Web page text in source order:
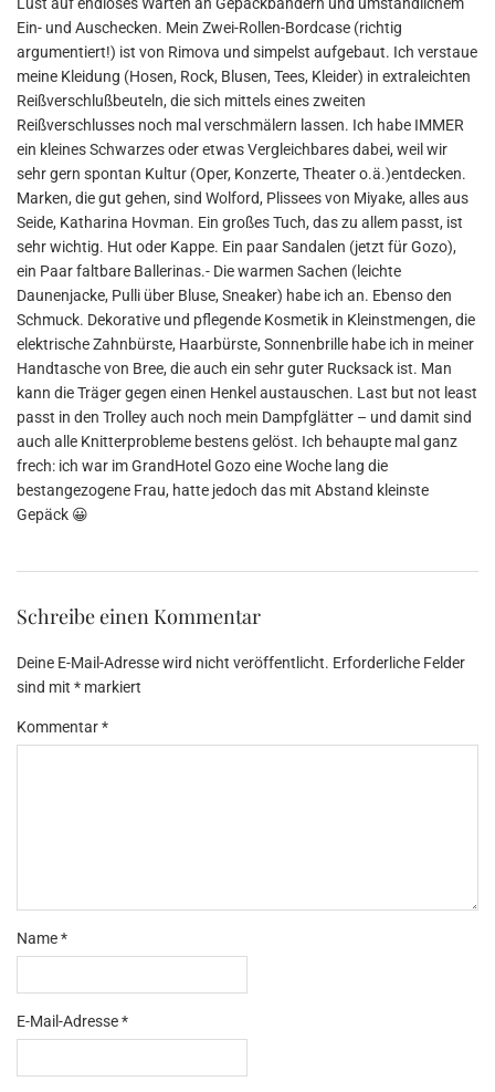
Ein- und Auschecken. Mein Zwei-Rollen-Bordcase (richtig
argumentiert!) ist von Rimova und simpelst aufgebaut. Ich verstaue
meine Kleidung (Hosen, Rock, Blusen, Tees, Kleider) in extraleichten
Reißverschlußbeuteln, die sich mittels eines zweiten
Reißverschlusses noch mal verschmälern lassen. Ich habe IMMER
ein kleines Schwarzes oder etwas Vergleichbares dabei, weil wir
sehr gern spontan Kultur (Oper, Konzerte, Theater o.ä.)entdecken.
Marken, die gut gehen, sind Wolford, Plissees von Miyake, alles aus
Seide, Katharina Hovman. Ein großes Tuch, das zu allem passt, ist
sehr wichtig. Hut oder Kappe. Ein paar Sandalen (jetzt für Gozo),
ein Paar faltbare Ballerinas.- Die warmen Sachen (leichte
Daunenjacke, Pulli über Bluse, Sneaker) habe ich an. Ebenso den
Schmuck. Dekorative und pflegende Kosmetik in Kleinstmengen, die
elektrische Zahnbürste, Haarbürste, Sonnenbrille habe ich in meiner
Handtasche von Bree, die auch ein sehr guter Rucksack ist. Man
kann die Träger gegen einen Henkel austauschen. Last but not least
passt in den Trolley auch noch mein Dampfglätter – und damit sind
auch alle Knitterprobleme bestens gelöst. Ich behaupte mal ganz
frech: ich war im GrandHotel Gozo eine Woche lang die
bestangezogene Frau, hatte jedoch das mit Abstand kleinste
Gepäck 😀
Schreibe einen Kommentar
Deine E-Mail-Adresse wird nicht veröffentlicht. Erforderliche Felder
sind mit * markiert
Kommentar*
Name*
E-Mail-Adresse*